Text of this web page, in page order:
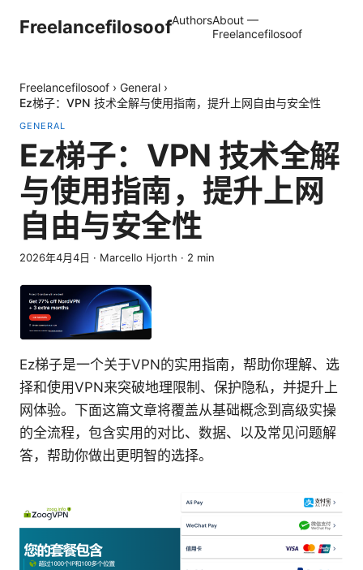
FreelancefilosoofAuthorsAbout —
Freelancefilosoof
Freelancefilosoof › General ›
Ez梯子：VPN 技术全解与使用指南，提升上网自由与安全性
GENERAL
Ez梯子：VPN 技术全解
与使用指南，提升上网
自由与安全性
2026年4月4日 · Marcello Hjorth · 2 min
Ez梯子是一个关于VPN的实用指南，帮助你理解、选
择和使用VPN来突破地理限制、保护隐私，并提升上
网体验。下面这篇文章将覆盖从基础概念到高级实操
的全流程，包含实用的对比、数据、以及常见问题解
答，帮助你做出更明智的选择。